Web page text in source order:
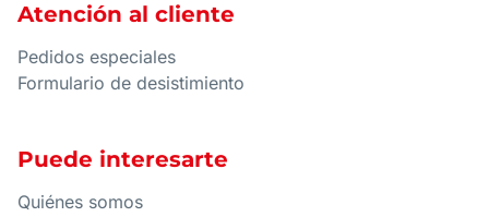
Atención al cliente
Pedidos especiales
Formulario de desistimiento
Puede interesarte
Quiénes somos